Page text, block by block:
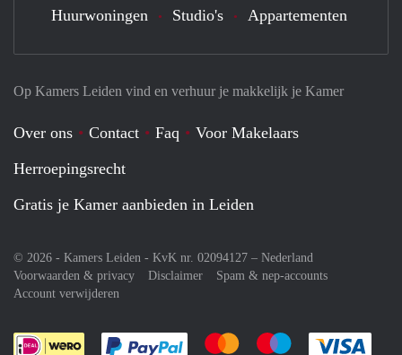
Op Kamers Leiden vind en verhuur je makkelijk je Kamer
Over ons Contact Faq
Voor Makelaars
Herroepingsrecht
Gratis je Kamer aanbieden in Leiden
© 2026 - Kamers Leiden - KvK nr. 02094127 – Nederland
Voorwaarden & privacy
Disclaimer
Spam & nep-accounts
Account verwijderen
Je rekent gemakkelijk af met Paypal
Je rekent gemakkelijk af met
Je rekent
Huurwoningen Studio's Appartementen